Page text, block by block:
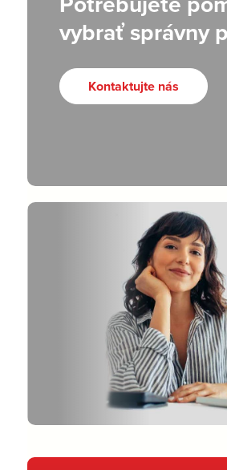
vybrať správny
Kontaktujte nás